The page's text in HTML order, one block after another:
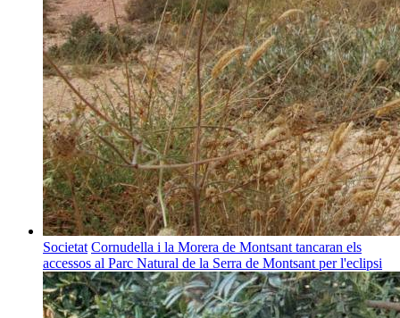
Societat Cornudella i la Morera de Montsant tancaran els
accessos al Parc Natural de la Serra de Montsant per l'eclipsi